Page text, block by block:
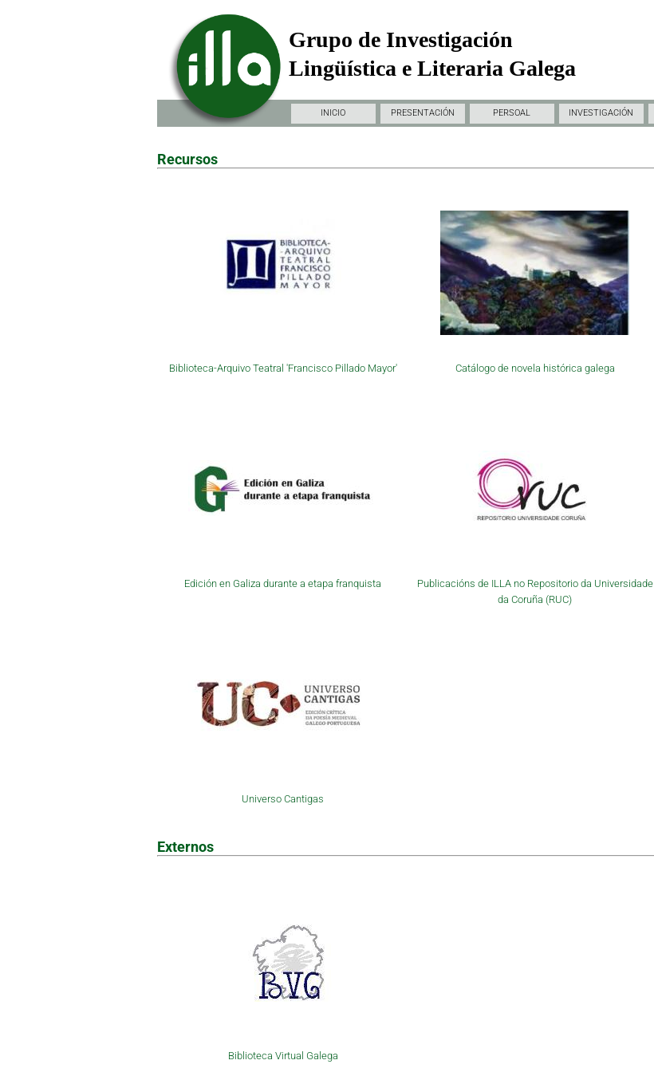
Grupo de Investigación
Lingüística e Literaria Galega
INICIO PRESENTACIÓN PERSOAL INVESTIGACIÓN
Recursos
Biblioteca-Arquivo Teatral 'Francisco Pillado Mayor' Catálogo de novela histórica galega
Edición en Galiza durante a etapa franquista
Publicacións de ILLA no Repositorio da Universidade
da Coruña (RUC)
Universo Cantigas
Externos
Biblioteca Virtual Galega